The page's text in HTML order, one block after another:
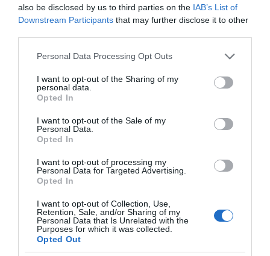
also be disclosed by us to third parties on the IAB’s List of
Downstream Participants that may further disclose it to other
Please note that this website/app uses one or more Google
not limited to your visit or usage behaviour. You may click to
grant or deny consent to Google and its third-party tags to
use your data for below specified purposes in below Google
consent section.
Personal Data Processing Opt Outs
I want to opt-out of the Sharing of my
personal data.
Opted In
I want to opt-out of the Sale of my
Personal Data.
Opted In
I want to opt-out of processing my
Personal Data for Targeted Advertising.
Opted In
I want to opt-out of Collection, Use,
Retention, Sale, and/or Sharing of my
Personal Data that Is Unrelated with the
Purposes for which it was collected.
Opted Out